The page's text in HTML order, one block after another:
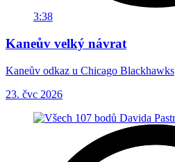
3:38
Kaneův velký návrat
Kaneův odkaz u Chicago Blackhawks
23. čvc 2026